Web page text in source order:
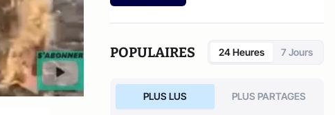
POPULAIRES 24 Heures 7 Jours
PLUS LUS PLUS PARTAGES